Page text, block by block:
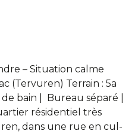
– Situation calme
(Tervuren) Terrain : 5a
bain | ️ Bureau séparé |
résidentiel très
dans une rue en cul-